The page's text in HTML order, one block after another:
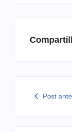
Post